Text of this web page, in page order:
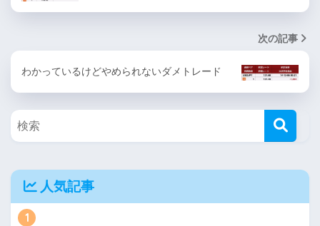
次の記事
わかっているけどやめられないダメトレード
人気記事
1